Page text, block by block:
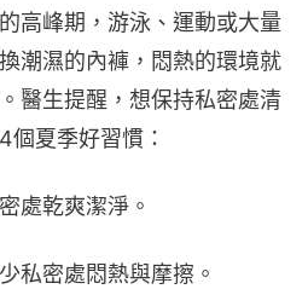
高峰期，游泳、運動或大量
潮濕的內褲，悶熱的環境就
醫生提醒，想保持私密處清
個夏季好習慣：
處乾爽潔淨。
私密處悶熱與摩擦。